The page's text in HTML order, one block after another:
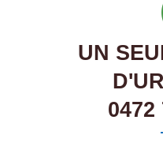
UN
0472